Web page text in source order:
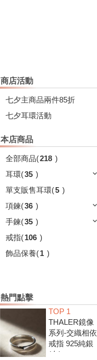
商店活動
七夕主商品兩件85折
七夕耳環活動
本店商品
全部商品(218 )
耳環(35 )
單支販售耳環(5 )
項鍊(36 )
手鍊(35 )
戒指(106 )
飾品保養(1 )
熱門點擊
TOP 1
THALER鏡像
系列-交織相依
戒指 925純銀
(女) ♠